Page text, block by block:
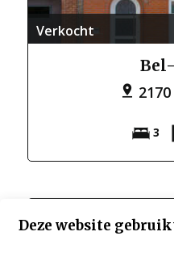
Verkocht
3
Deze website